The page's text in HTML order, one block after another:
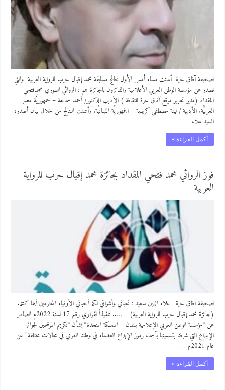
لصحيفة آفاق حرة أعلنت مساء أمس الأول نتائج مسابقة محمد إقبال حرب للرواية العربية والتي
تصدر عن مؤسسة الوطن العربي الأعلامية والفائزون بالجائزة هم : الروائي السوري محمدفتحي
المقداد (مدير تحرير موقع آفاق حرة للثقافة ) الأديب الدكتور/ أحمد سماحة – جمهوريَّة مصر
العربيَّة. الأديبة / لينة مصطفى كريدية – الجمهوريَّة اللبنانيَّة. وأعلنت النتائج من خلال بيان أصدره
السيد علاء …
أكمل القراءة »
فوز الروائي محمد فتحي المقداد بجائزة محمد إقبال حرب للرواية
العربية
لصحيفة آفاق حرة علاء الدين سعيد : تحياتي وأشواقي لكم أحبائي الأوفياء المحترمين أينما كنتم.
(جائزة محمد إقبال حرب للرواية العربية) …….. تنفيذاً لقراري رقم 17 لسنة 2022م الصادر
عن “مؤسسة الوطن العربي الإعلامية بلندن – المملكة المتحدة” بشأن “تكريم المرشحين لجوائز
الإبداع التي شرفنا بتسميتها بأسماء رموز الإبداع العظماء في وطننا العربي في مجالات مختلفة” عن
عام 2021م …
أكمل القراءة »